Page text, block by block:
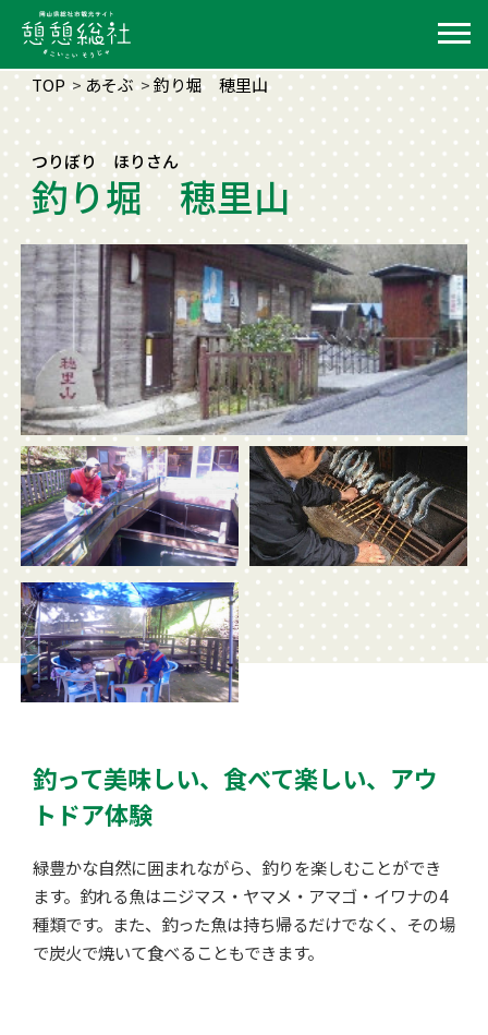
TOP あそぶ 釣り堀 穂里山
つりぼり ほりさん
釣り堀 穂里山
釣って美味しい、食べて楽しい、アウ
トドア体験
緑豊かな自然に囲まれながら、釣りを楽しむことができ
ます。釣れる魚はニジマス・ヤマメ・アマゴ・イワナの4
種類です。また、釣った魚は持ち帰るだけでなく、その場
で炭火で焼いて食べることもできます。